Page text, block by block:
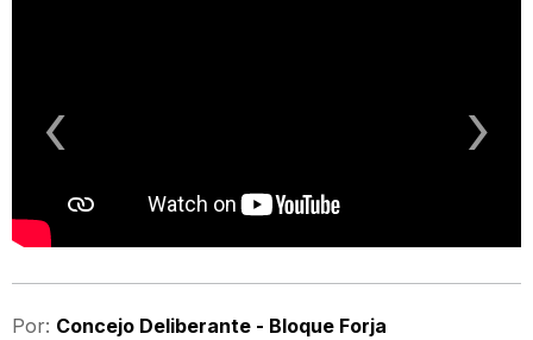
‹ ›
Por: Concejo Deliberante - Bloque Forja